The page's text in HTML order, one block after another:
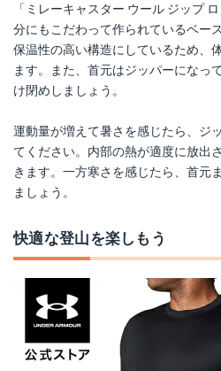
「ミレーキャスター ウール ジップ
分にもこだわって作られているベー
保温性の高い構造にしているため、
ます。また、首元はジッパーになっ
け閉めしましょう。
運動量が増えて暑さを感じたら、ジ
てください。内部の熱が適度に放出
きます。一方寒さを感じたら、首元
ましょう。
快適な登山を楽しもう